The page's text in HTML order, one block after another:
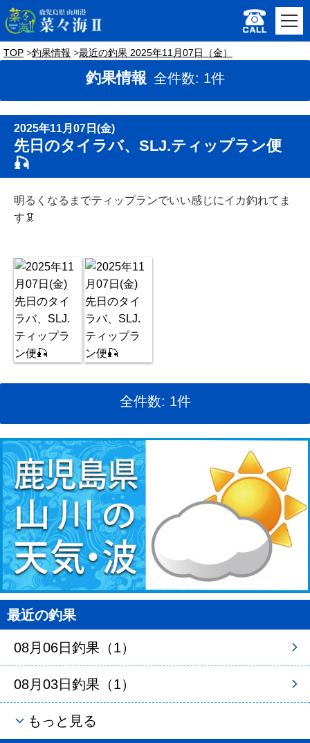
TOP 釣果情報 最近の釣果 2025年11月07日（金）
釣果情報 全件数: 1件
2025年11月07日(金)
先日のタイラバ、SLJ.ティップラン便
🎣
明るくなるまでティップランでいい感じにイカ釣れてま
す🦑
全件数: 1件
最近の釣果
08月06日釣果（1）
08月03日釣果（1）
もっと見る